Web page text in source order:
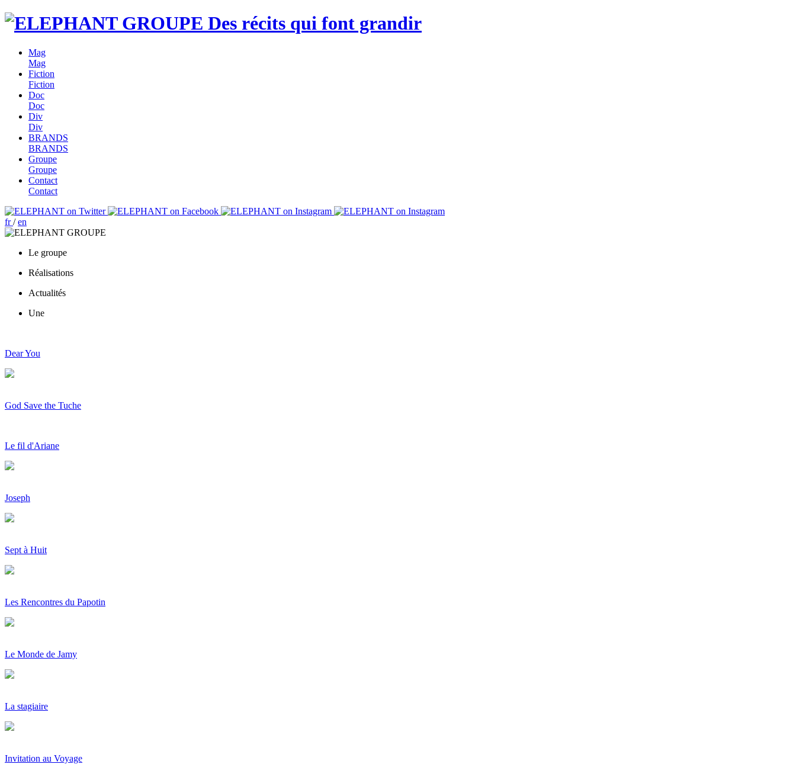
Des récits qui font grandir
Mag
Mag
Fiction
Fiction
Doc
Doc
Div
Div
BRANDS
BRANDS
Groupe
Groupe
Contact
Contact
fr/ en
Le groupe
Réalisations
Actualités
Une
Dear You
God Save the Tuche
Le fil d'Ariane
Joseph
Sept à Huit
Les Rencontres du Papotin
Le Monde de Jamy
La stagiaire
Invitation au Voyage